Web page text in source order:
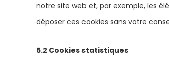
notre site web et, par exemple, les
déposer ces cookies sans votre
5.2 Cookies statistiques